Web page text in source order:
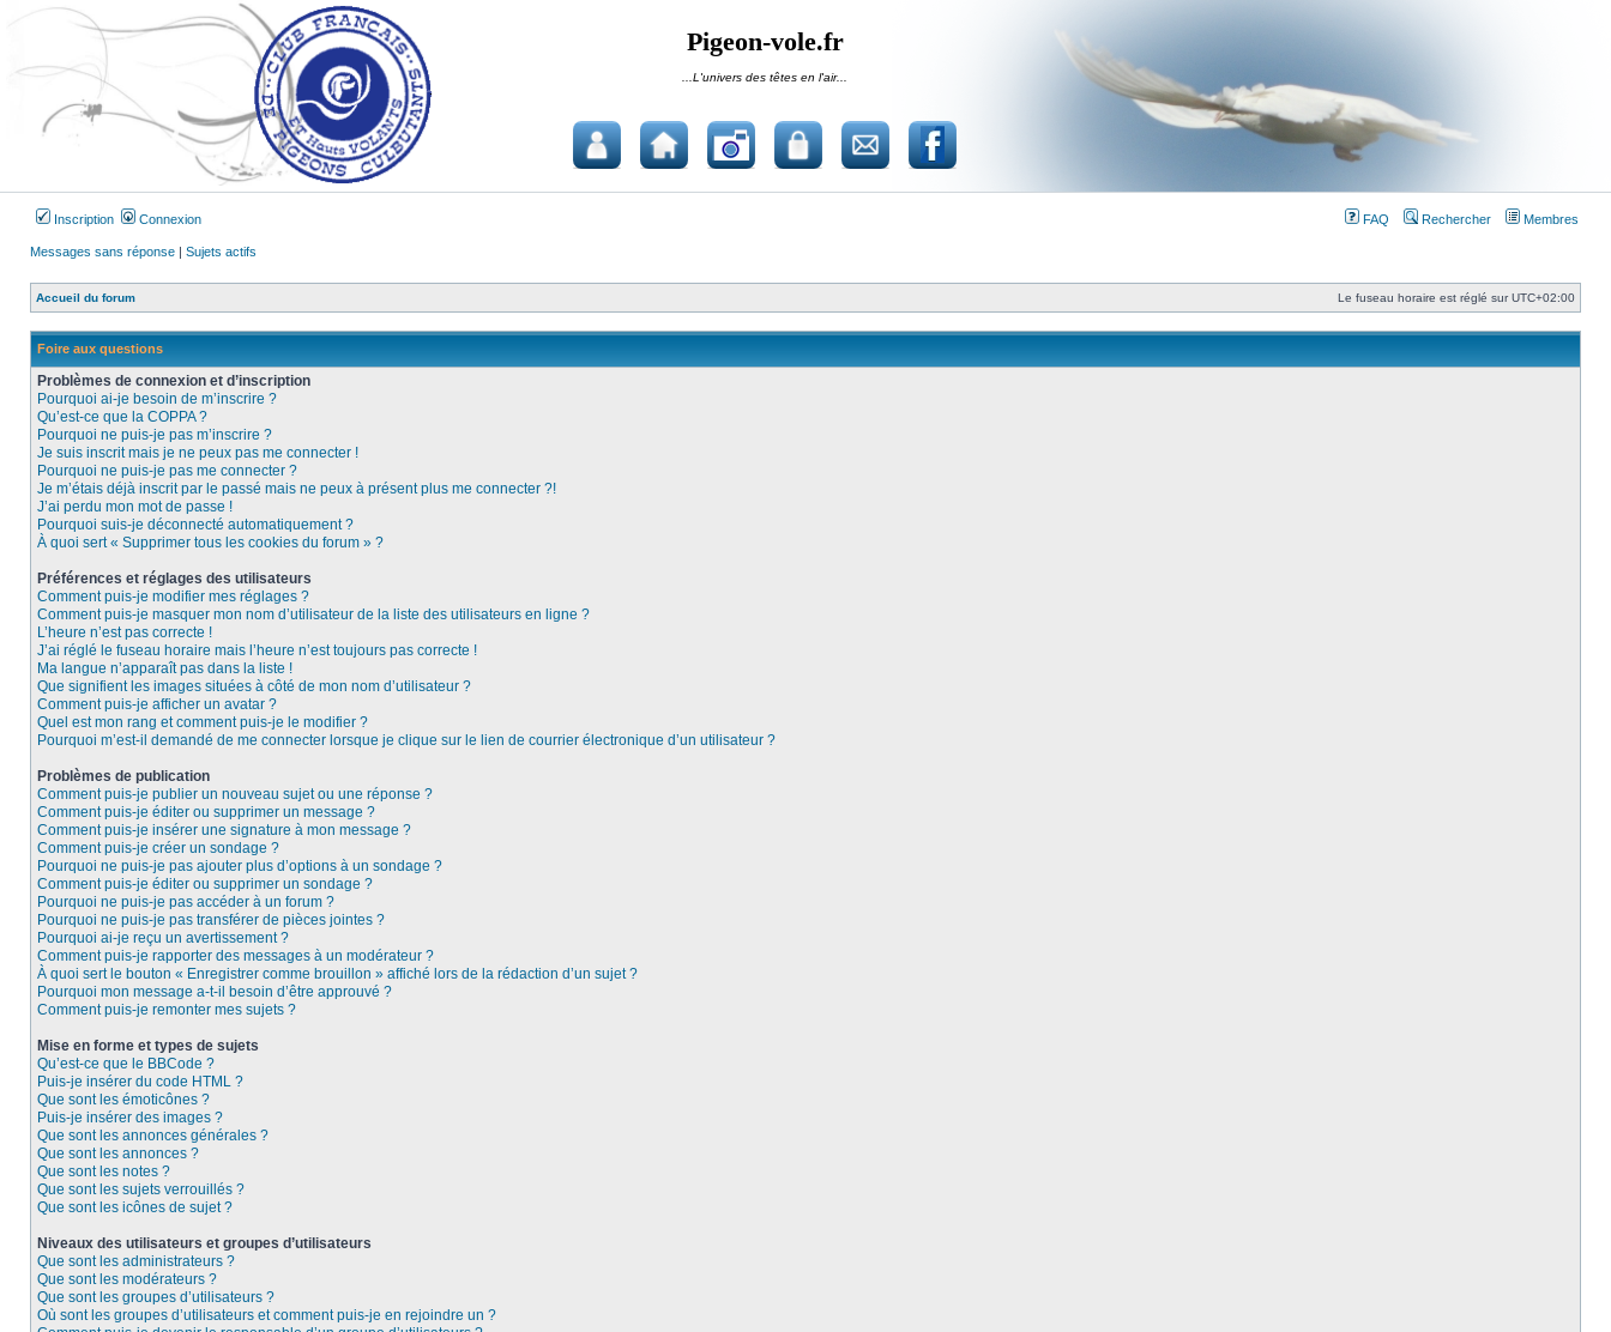
Pigeon-vole.fr
...L'univers des têtes en l'air...
Inscription Connexion FAQ Rechercher Membres
Messages sans réponse | Sujets actifs
Accueil du forum Le fuseau horaire est réglé surUTC+02:00
Foire aux questions
Problèmes de connexion et d’inscription
Pourquoi ai-je besoin de m’inscrire ?
Qu’est-ce que la COPPA ?
Pourquoi ne puis-je pas m’inscrire ?
Je suis inscrit mais je ne peux pas me connecter !
Pourquoi ne puis-je pas me connecter ?
Je m’étais déjà inscrit par le passé mais ne peux à présent plus me connecter ?!
J’ai perdu mon mot de passe !
Pourquoi suis-je déconnecté automatiquement ?
À quoi sert « Supprimer tous les cookies du forum » ?
Préférences et réglages des utilisateurs
Comment puis-je modifier mes réglages ?
Comment puis-je masquer mon nom d’utilisateur de la liste des utilisateurs en ligne ?
L’heure n’est pas correcte !
J’ai réglé le fuseau horaire mais l’heure n’est toujours pas correcte !
Ma langue n’apparaît pas dans la liste !
Que signifient les images situées à côté de mon nom d’utilisateur ?
Comment puis-je afficher un avatar ?
Quel est mon rang et comment puis-je le modifier ?
Pourquoi m’est-il demandé de me connecter lorsque je clique sur le lien de courrier électronique d’un utilisateur ?
Problèmes de publication
Comment puis-je publier un nouveau sujet ou une réponse ?
Comment puis-je éditer ou supprimer un message ?
Comment puis-je insérer une signature à mon message ?
Comment puis-je créer un sondage ?
Pourquoi ne puis-je pas ajouter plus d’options à un sondage ?
Comment puis-je éditer ou supprimer un sondage ?
Pourquoi ne puis-je pas accéder à un forum ?
Pourquoi ne puis-je pas transférer de pièces jointes ?
Pourquoi ai-je reçu un avertissement ?
Comment puis-je rapporter des messages à un modérateur ?
À quoi sert le bouton « Enregistrer comme brouillon » affiché lors de la rédaction d’un sujet ?
Pourquoi mon message a-t-il besoin d’être approuvé ?
Comment puis-je remonter mes sujets ?
Mise en forme et types de sujets
Qu’est-ce que le BBCode ?
Puis-je insérer du code HTML ?
Que sont les émoticônes ?
Puis-je insérer des images ?
Que sont les annonces générales ?
Que sont les annonces ?
Que sont les notes ?
Que sont les sujets verrouillés ?
Que sont les icônes de sujet ?
Niveaux des utilisateurs et groupes d’utilisateurs
Que sont les administrateurs ?
Que sont les modérateurs ?
Que sont les groupes d’utilisateurs ?
Où sont les groupes d’utilisateurs et comment puis-je en rejoindre un ?